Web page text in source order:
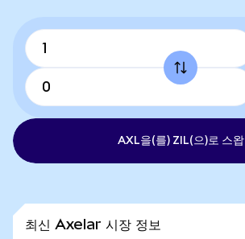
AXL을(를) ZIL(으)로 스왑
최신 Axelar 시장 정보